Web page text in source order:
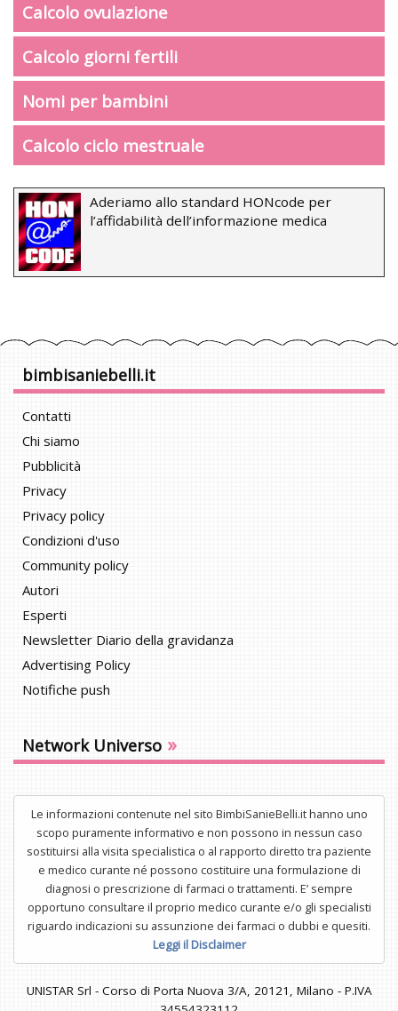
Calcolo ovulazione
Calcolo giorni fertili
Nomi per bambini
Calcolo ciclo mestruale
Aderiamo allo standard HONcode per
l’affidabilità dell’informazione medica
bimbisaniebelli.it
Contatti
Chi siamo
Pubblicità
Privacy
Privacy policy
Condizioni d'uso
Community policy
Autori
Esperti
Newsletter Diario della gravidanza
Advertising Policy
Notifiche push
Network Universo »
Le informazioni contenute nel sito BimbiSanieBelli.it hanno uno
scopo puramente informativo e non possono in nessun caso
sostituirsi alla visita specialistica o al rapporto diretto tra paziente
e medico curante né possono costituire una formulazione di
diagnosi o prescrizione di farmaci o trattamenti. E’ sempre
opportuno consultare il proprio medico curante e/o gli specialisti
riguardo indicazioni su assunzione dei farmaci o dubbi e quesiti.
Leggi il Disclaimer
UNISTAR Srl - Corso di Porta Nuova 3/A, 20121, Milano - P.IVA